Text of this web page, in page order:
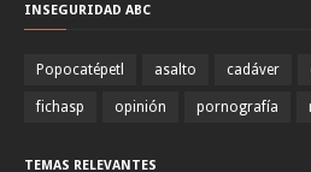
INSEGURIDAD ABC
Popocatépetl asalto cadáver
fichasp opinión pornografía
TEMAS RELEVANTES